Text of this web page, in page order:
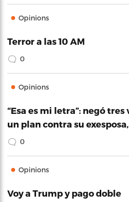
Opinions
Terror a las 10 AM
0
Opinions
“Esa es mi letra”: negó
un plan contra su
0
Opinions
Voy a Trump y pago doble